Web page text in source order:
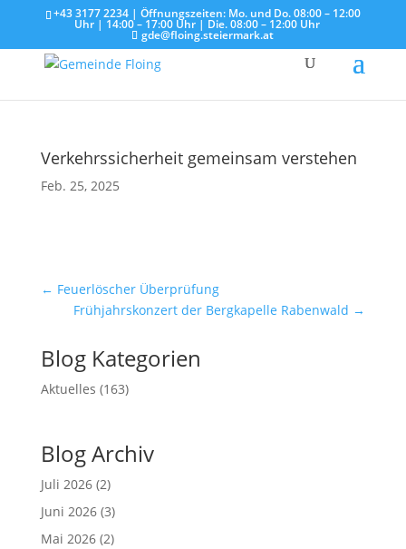
+43 3177 2234 | Öffnungszeiten: Mo. und Do. 08:00 – 12:00
Uhr | 14:00 – 17:00 Uhr | Die. 08:00 – 12:00 Uhr
gde@floing.steiermark.at
Verkehrssicherheit gemeinsam verstehen
Feb. 25, 2025
← Feuerlöscher Überprüfung
Frühjahrskonzert der Bergkapelle Rabenwald →
Blog Kategorien
Aktuelles (163)
Blog Archiv
Juli 2026(2)
Juni 2026(3)
Mai 2026(2)